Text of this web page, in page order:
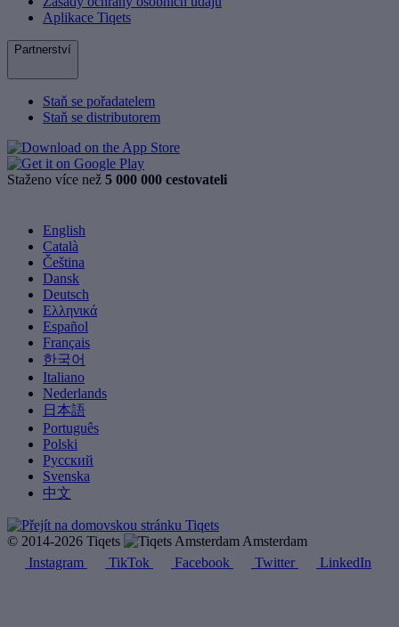
Aplikace Tiqets
Partnerství
Staň se pořadatelem
Staň se distributorem
Staženo více než 5 000 000 cestovateli
English
Català
Čeština
Dansk
Deutsch
Ελληνικά
Español
Français
한국어
Italiano
Nederlands
日本語
Português
Polski
Русский
Svenska
中文
© 2014-2026 Tiqets
Amsterdam
Instagram
TikTok Facebook Twitter LinkedIn